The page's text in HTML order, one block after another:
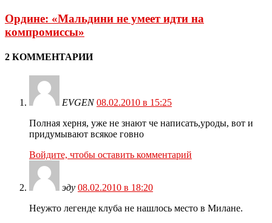
Ордине: «Мальдини не умеет идти на
компромиссы»
2 КОММЕНТАРИИ
EVGEN 08.02.2010 в 15:25
Полная херня, уже не знают че написать,уроды, вот и
придумывают всякое говно
Войдите, чтобы оставить комментарий
эду 08.02.2010 в 18:20
Неужто легенде клуба не нашлось место в Милане.